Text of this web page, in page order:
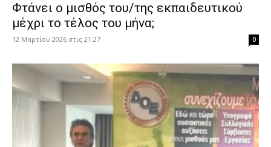
Φτάνει ο μισθός του/της εκπαιδευτικού
μέχρι το τέλος του μήνα;
12 Μαρτίου 2026 στις 21:27 0